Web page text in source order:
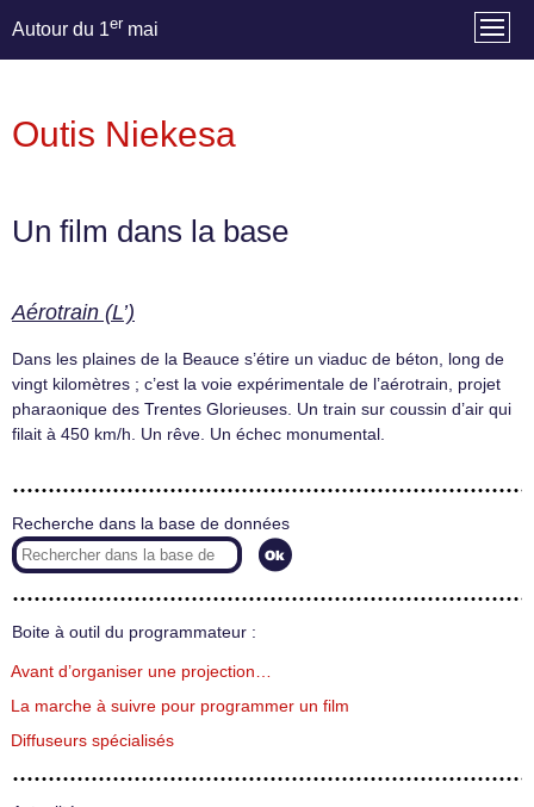
Autour du 1er mai
Outis Niekesa
Un film dans la base
Aérotrain (L’)
Dans les plaines de la Beauce s’étire un viaduc de béton, long de
vingt kilomètres ; c’est la voie expérimentale de l’aérotrain, projet
pharaonique des Trentes Glorieuses. Un train sur coussin d’air qui
filait à 450 km/h. Un rêve. Un échec monumental.
Recherche dans la base de données
Boite à outil du programmateur :
Avant d’organiser une projection…
La marche à suivre pour programmer un film
Diffuseurs spécialisés